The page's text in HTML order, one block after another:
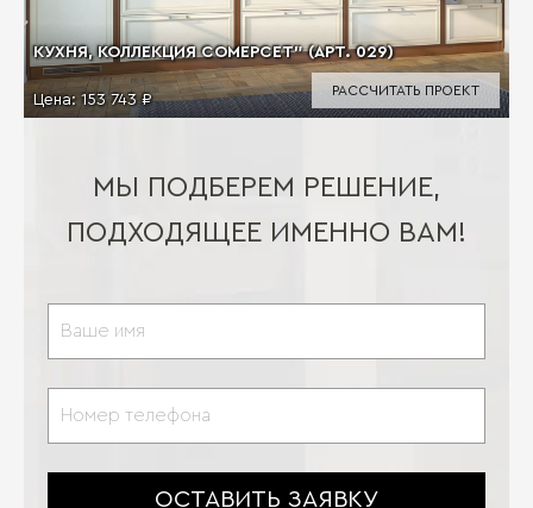
КУХНЯ, КОЛЛЕКЦИЯ СОМЕРСЕТ" (АРТ. 029)
Цена: 153 743 ₽
РАССЧИТАТЬ ПРОЕКТ
МЫ ПОДБЕРЕМ РЕШЕНИЕ,
ПОДХОДЯЩЕЕ ИМЕННО ВАМ!
ОСТАВИТЬ ЗАЯВКУ